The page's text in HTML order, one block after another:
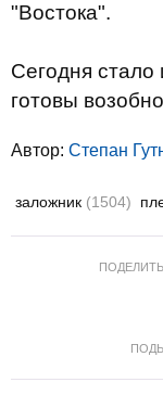
"Востока".
Сегодня стало
готовы
Автор: Степан
заложник (1504)